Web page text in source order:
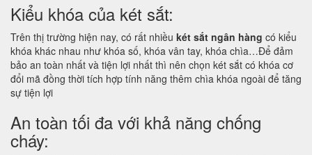
Kiểu khóa của két sắt:
Trên thị trường hiện nay, có rất nhiều két sắt ngân hàng có kiểu
khóa khác nhau như khóa số, khóa vân tay, khóa chìa…Để đảm
bảo an toàn nhất và tiện lợi nhất thì nên chọn két sắt có khóa cơ
đổi mã đồng thời tích hợp tính năng thêm chìa khóa ngoài để tăng
sự tiện lợi
An toàn tối đa với khả năng chống
cháy: